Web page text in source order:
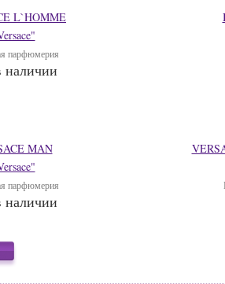
L`HOMME
парфюмерия
наличии
MAN
парфюмерия
наличии